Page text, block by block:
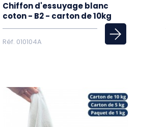
Chiffon d'essuyage blanc
coton - B2 - carton de 10kg
Réf. 010104A